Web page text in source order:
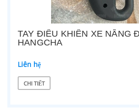
TAY ĐIỀU KHIỂN XE NÂNG
HANGCHA
Liên hệ
CHI TIẾT